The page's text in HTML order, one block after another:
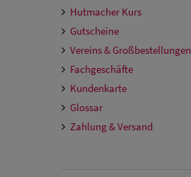
Hutmacher Kurs
Gutscheine
Vereins & Großbestellungen
Fachgeschäfte
Kundenkarte
Glossar
Zahlung & Versand